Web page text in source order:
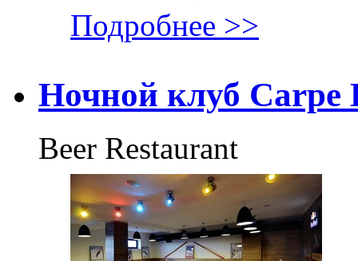
Подробнее >>
Ночной клуб Carpe
Beer Restaurant